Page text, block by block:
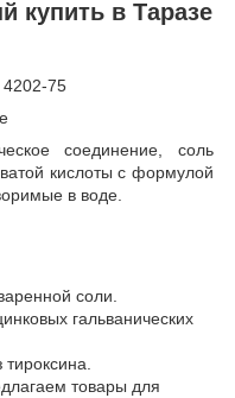
купить в Таразе
4202-75
соединение, соль
кислоты с формулой
в воде.
соли.
гальванических
товары для